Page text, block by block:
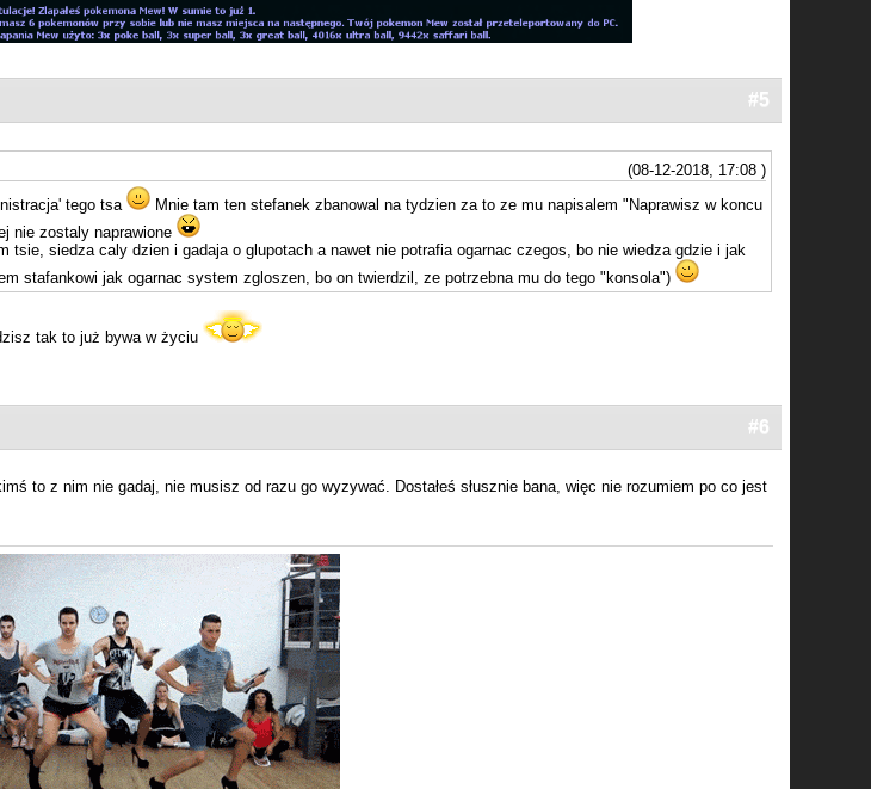
#5
(08-12-2018, 17:08 )
tego tsa
Mnie tam ten stefanek zbanowal na tydzien za to ze mu napisalem "Naprawisz w koncu
nie zostaly naprawione
tsie, siedza caly dzien i gadaja o glupotach a nawet nie potrafia ogarnac czegos, bo nie wiedza gdzie i jak
stafankowi jak ogarnac system zgloszen, bo on twierdzil, ze potrzebna mu do tego "konsola")
tak to już bywa w życiu
#6
to z nim nie gadaj, nie musisz od razu go wyzywać. Dostałeś słusznie bana, więc nie rozumiem po co jest